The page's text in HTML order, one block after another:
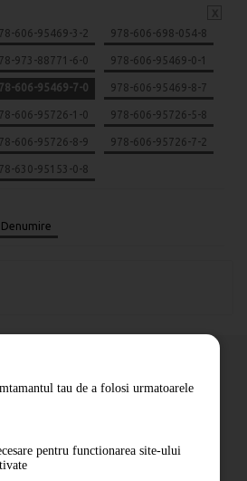
606-95469-3-2 978-606-698-054-8
973-88771-6-0 978-606-95469-0-1
606-95469-7-0 978-606-95469-8-7
606-95726-1-0 978-606-95726-5-8
606-95726-8-9 978-606-95726-7-2
630-95153-0-8
Denumire
tau de a folosi urmatoarele
pentru functionarea site-ului